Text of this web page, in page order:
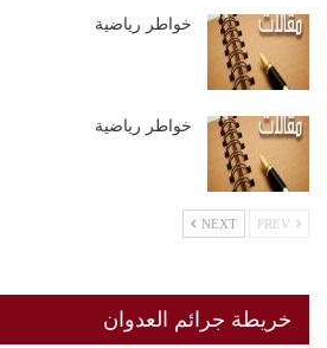
خواطر رياضية
خواطر رياضية
NEXT
خريطة جرائم العدوان